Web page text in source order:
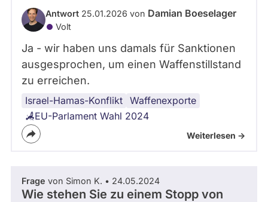
Antwort 25.01.2026 von Damian Boeselager
Volt
Ja - wir haben uns damals für Sanktionen
ausgesprochen, um einen Waffenstillstand
zu erreichen.
Israel-Hamas-Konflikt Waffenexporte
EU-Parlament Wahl 2024
Weiterlesen ->
Frage von Simon K. • 24.05.2024
Wie stehen Sie zu einem Stopp von